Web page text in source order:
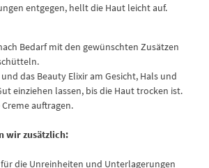
entgegen, hellt die Haut leicht auf.
Bedarf mit den gewünschten Zusätzen
das Beauty Elixir am Gesicht, Hals und
einziehen lassen, bis die Haut trocken ist.
auftragen.
wir zusätzlich:
die Unreinheiten und Unterlagerungen